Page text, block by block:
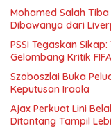
Mohamed Salah
Dibawanya dari
PSSI Tegaskan
Gelombang Kritik FIFA
Szoboszlai Buka
Keputusan Iraola
Ajax Perkuat Lini
Ditantang Tampil